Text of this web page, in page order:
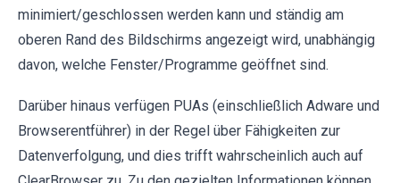
minimiert/geschlossen werden kann und ständig am
oberen Rand des Bildschirms angezeigt wird, unabhängig
davon, welche Fenster/Programme geöffnet sind.
Darüber hinaus verfügen PUAs (einschließlich Adware und
Browserentführer) in der Regel über Fähigkeiten zur
Datenverfolgung, und dies trifft wahrscheinlich auch auf